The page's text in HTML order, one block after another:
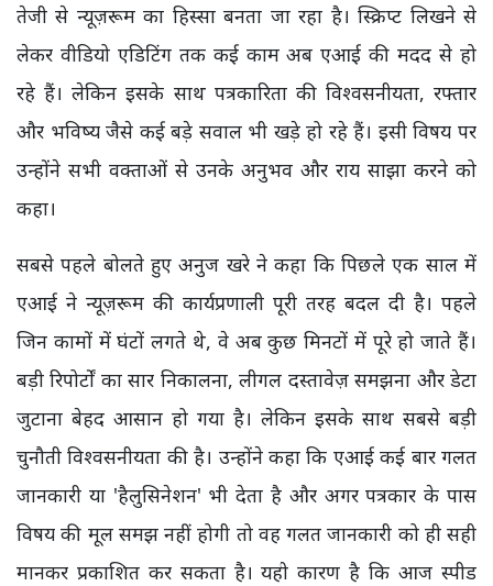
तेजी से न्यूज़रूम का हिस्सा बनता जा रहा है। स्क्रिप्ट लिखने से
लेकर वीडियो एडिटिंग तक कई काम अब एआई की मदद से हो
रहे हैं। लेकिन इसके साथ पत्रकारिता की विश्वसनीयता, रफ्तार
और भविष्य जैसे कई बड़े सवाल भी खड़े हो रहे हैं। इसी विषय पर
उन्होंने सभी वक्ताओं से उनके अनुभव और राय साझा करने को
कहा।
सबसे पहले बोलते हुए अनुज खरे ने कहा कि पिछले एक साल में
एआई ने न्यूज़रूम की कार्यप्रणाली पूरी तरह बदल दी है। पहले
जिन कामों में घंटों लगते थे, वे अब कुछ मिनटों में पूरे हो जाते हैं।
बड़ी रिपोर्टों का सार निकालना, लीगल दस्तावेज़ समझना और डेटा
जुटाना बेहद आसान हो गया है। लेकिन इसके साथ सबसे बड़ी
चुनौती विश्वसनीयता की है। उन्होंने कहा कि एआई कई बार गलत
जानकारी या 'हैलुसिनेशन' भी देता है और अगर पत्रकार के पास
विषय की मूल समझ नहीं होगी तो वह गलत जानकारी को ही सही
मानकर प्रकाशित कर सकता है। यही कारण है कि आज स्पीड